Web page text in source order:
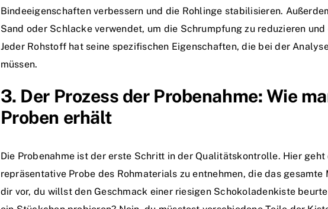
Bindeeigenschaften verbessern und die Rohlinge stabilisieren.
Sand oder Schlacke verwendet, um die Schrumpfung zu reduzieren
Jeder Rohstoff hat seine spezifischen Eigenschaften, die bei der
müssen.
3. Der Prozess der Probenahme: Wie
Proben erhält
Die Probenahme ist der erste Schritt in der Qualitätskontrolle. Hier geht
repräsentative Probe des Rohmaterials zu entnehmen, die das
dir vor, du willst den Geschmack einer riesigen Schokoladenkiste